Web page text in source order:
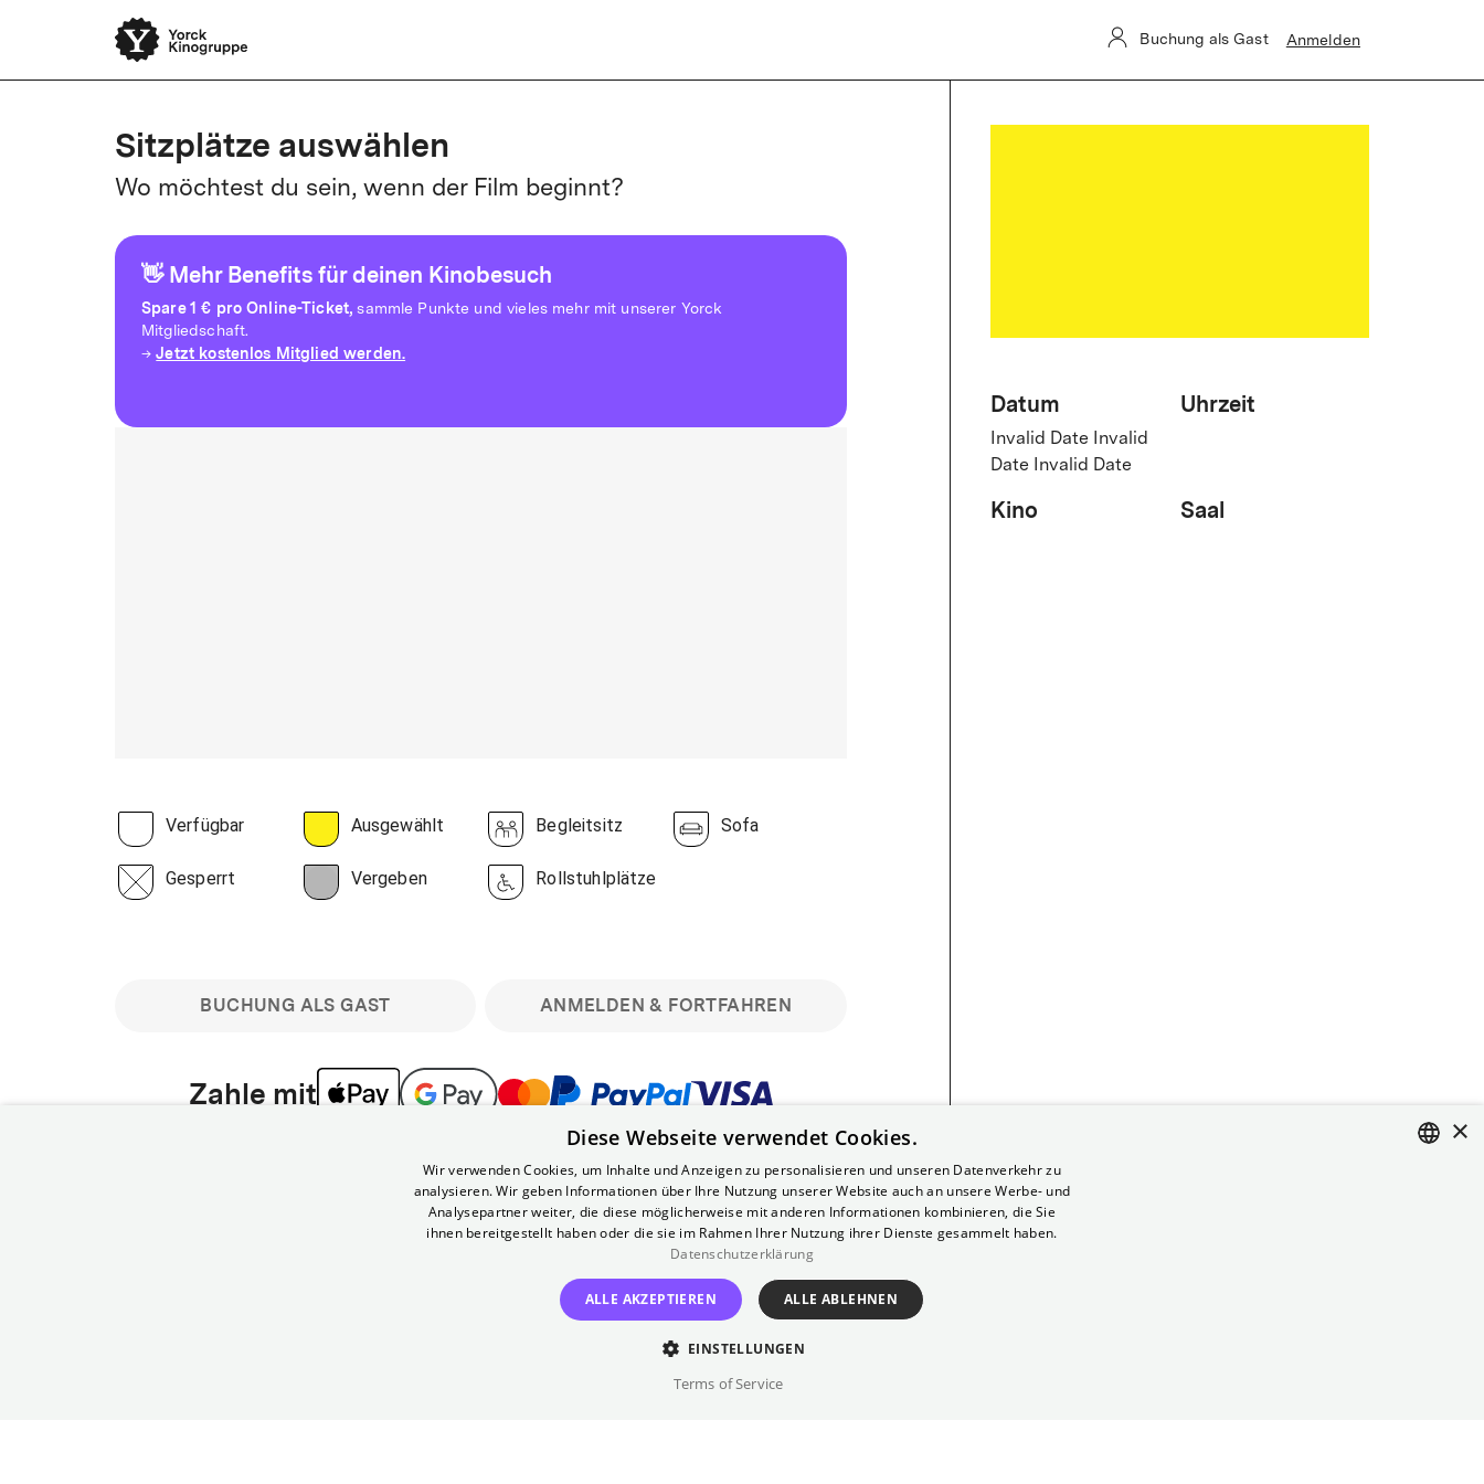
Buchung als Gast Anmelden
Sitzplätze auswählen
Wo möchtest du sein, wenn der Film beginnt?
👋 Mehr Benefits für deinen Kinobesuch
Spare1 € pro Online-Ticket, sammle Punkte und vieles mehr mit unserer Yorck
Mitgliedschaft.
→Jetzt kostenlos Mitglied werden.
Verfügbar Ausgewählt Begleitsitz Sofa
Gesperrt Vergeben Rollstuhlplätze
BUCHUNG ALS GAST ANMELDEN & FORTFAHREN
Zahle mit
Bitte beachte: Gastbuchungen sind nicht stornierbar. Registriere dich kostenlos für bis zu 90
min vor Filmbeginn stornierbare Tickets für reguläre Vorstellungen. Unlimited-Mitglied?
Melde dich an, um deine Benefits nutzen zu können.
Nur sofern du die Buchung angemeldet mit einem kostenlosen Yorck-Mitgliedskonto
Datum
Invalid Date Invalid
Date Invalid Date
Uhrzeit
Kino Saal
×
Diese Webseite verwendet Cookies.
Wir verwenden Cookies, um Inhalte und Anzeigen zu personalisieren und unseren Datenverkehr zu
analysieren. Wir geben Informationen über Ihre Nutzung unserer Website auch an unsere Werbe- und
Analysepartner weiter, die diese möglicherweise mit anderen Informationen kombinieren, die Sie
ihnen bereitgestellt haben oder die sie im Rahmen Ihrer Nutzung ihrer Dienste gesammelt haben.
Datenschutzerklärung
ALLE AKZEPTIEREN ALLE ABLEHNEN
EINSTELLUNGEN
Terms of Service